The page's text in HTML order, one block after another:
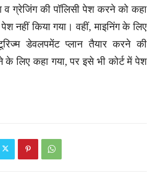
व ग्रेजिंग की पॉलिसी पेश करने को कहा
नहीं किया गया। वहीं, माइनिंग के लिए
डेवलपमेंट प्लान तैयार करने की
लिए कहा गया, पर इसे भी कोर्ट में पेश